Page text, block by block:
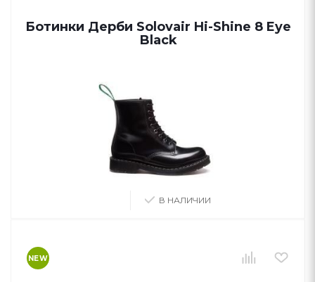
Ботинки Дерби Solovair Hi-Shine 8 Eye
Black
В НАЛИЧИИ
NEW